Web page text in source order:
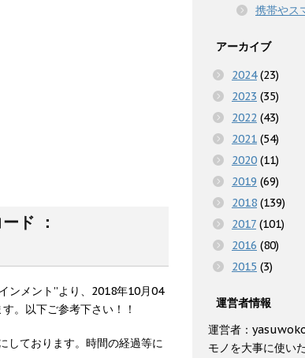
ド ：
ンメント”より、2018年10月04
。以下ご参考下さい！！
ております。時間の経過等に
携帯やス
アーカイブ
2024(23)
2023 (35)
2022 (43)
2021 (54)
2020 (11)
2019 (69)
2018 (139)
2017 (101)
2016 (80)
2015 (3)
運営者情報
運営者：
モノを大事に使い